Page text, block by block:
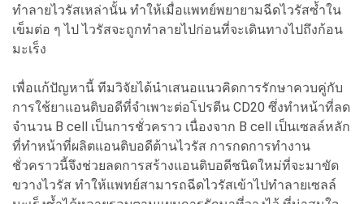
ทำลายไวรัสเหล่านั้น ทำให้เมื่อแพทย์พยายามฉีดไวรัสซ้ำใน
เข็มต่อ ๆ ไป ไวรัสจะถูกทำลายไปก่อนที่จะเดินทางไปถึงก้อน
มะเร็ง
เพื่อแก้ปัญหานี้ ทีมวิจัยได้นำเสนอแนวคิดการรักษาควบคู่กับ
การใช้ยาแอนติบอดีที่จำเพาะต่อโปรตีน CD20 ซึ่งทำหน้าที่ลด
จำนวน B cell เป็นการชั่วคราว เนื่องจาก B cell เป็นเซลล์หลัก
ที่ทำหน้าที่ผลิตแอนติบอดีต้านไวรัส การกดการทำงาน
ชั่วคราวนี้จึงช่วยลดการสร้างแอนติบอดีชนิดใหม่ที่จะมาขัด
ขวางไวรัส ทำให้แพทย์สามารถฉีดไวรัสเข้าไปทำลายเซลล์